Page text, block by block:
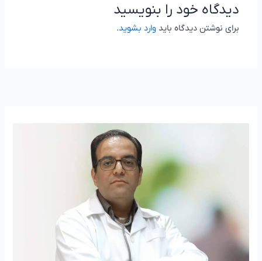
دیدگاه‌ خود را بنویسید
برای نوشتن دیدگاه بایدوارد بشوید.